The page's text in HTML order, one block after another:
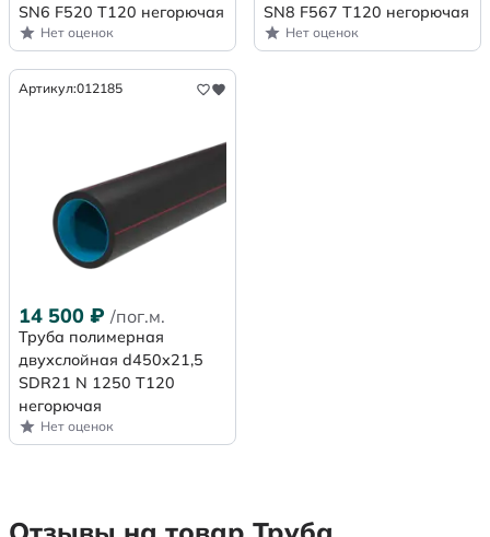
SN6 F520 Т120 негорючая
Нет оценок
SN8 F567 Т120 негорючая
Нет оценок
Артикул:012185
14 500 ₽ /пог.м.
Труба полимерная
двухслойная d450x21,5
SDR21 N 1250 Т120
негорючая
Нет оценок